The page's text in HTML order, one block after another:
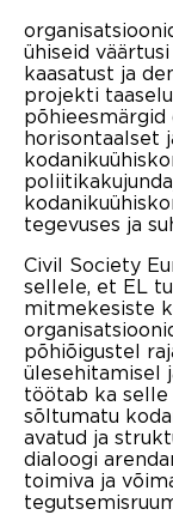
ühiseid
kaasatust ja
projekti
põhieesmärgid
horisontaalset
tegevuses ja
Civil Society
sellele, et EL
mitmekesiste
põhiõigustel
ülesehitamisel
töötab ka selle
sõltumatu
avatud ja
dialoogi
toimiva ja